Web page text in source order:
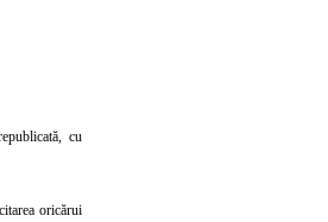
cu
oricărui